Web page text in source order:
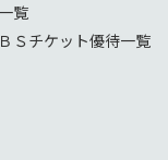
覧
Ｓチケット優待一覧